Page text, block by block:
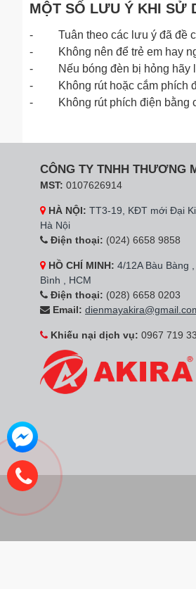
MỘT SỐ LƯU Ý KHI SỬ
- Tuân theo các lưu ý đã đề
- Không nên để trẻ em hay
- Nếu bóng đèn bị hỏng hãy
- Không rút hoặc cắm phích
- Không rút phích điện bằng
CÔNG TY TNHH THƯƠNG
MST: 0107626914
HÀ NỘI: TT3-19, KĐT mới Đại
Hà Nội
Điện thoại: (024) 6658 9858
HỒ CHÍ MINH: 4/12A Bàu Bàng
Bình , HCM
Điện thoại: (028) 6658 0203
Email:
Khiếu nại dịch vụ: 0967 719